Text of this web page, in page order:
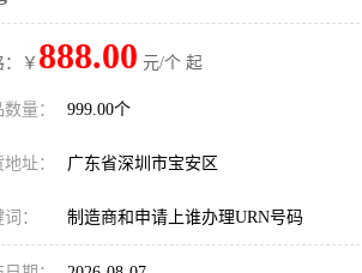
￥ 888.00 元/个 起
量： 999.00个
址： 广东省深圳市宝安区
： 制造商和申请上谁办理URN号码